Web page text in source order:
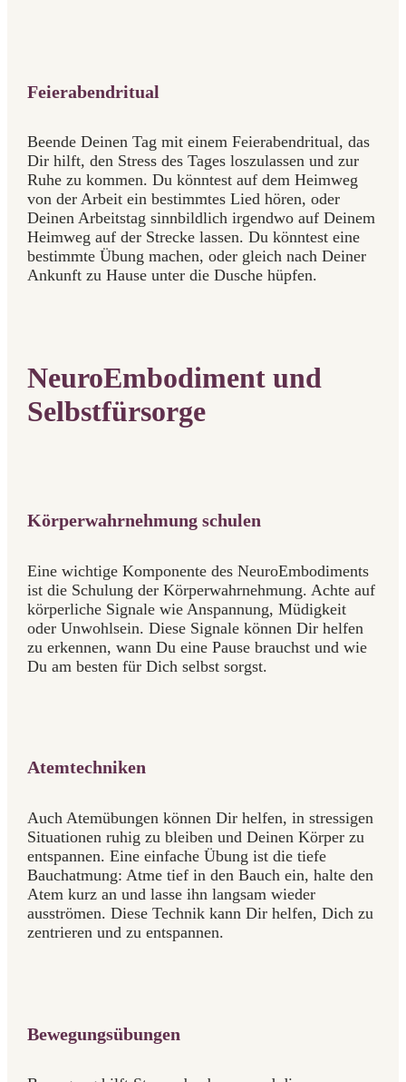
Feierabendritual
Beende Deinen Tag mit einem Feierabendritual, das
Dir hilft, den Stress des Tages loszulassen und zur
Ruhe zu kommen. Du könntest auf dem Heimweg
von der Arbeit ein bestimmtes Lied hören, oder
Deinen Arbeitstag sinnbildlich irgendwo auf Deinem
Heimweg auf der Strecke lassen. Du könntest eine
bestimmte Übung machen, oder gleich nach Deiner
Ankunft zu Hause unter die Dusche hüpfen.
NeuroEmbodiment und
Selbstfürsorge
Körperwahrnehmung schulen
Eine wichtige Komponente des NeuroEmbodiments
ist die Schulung der Körperwahrnehmung. Achte auf
körperliche Signale wie Anspannung, Müdigkeit
oder Unwohlsein. Diese Signale können Dir helfen
zu erkennen, wann Du eine Pause brauchst und wie
Du am besten für Dich selbst sorgst.
Atemtechniken
Auch Atemübungen können Dir helfen, in stressigen
Situationen ruhig zu bleiben und Deinen Körper zu
entspannen. Eine einfache Übung ist die tiefe
Bauchatmung: Atme tief in den Bauch ein, halte den
Atem kurz an und lasse ihn langsam wieder
ausströmen. Diese Technik kann Dir helfen, Dich zu
zentrieren und zu entspannen.
Bewegungsübungen